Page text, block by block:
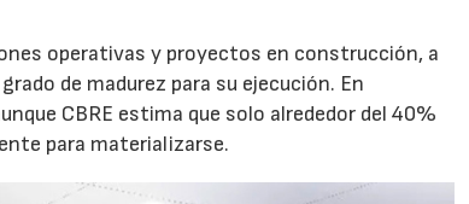
operativas y proyectos en construcción, a
de madurez para su ejecución. En
CBRE estima que solo alrededor del 40%
para materializarse.